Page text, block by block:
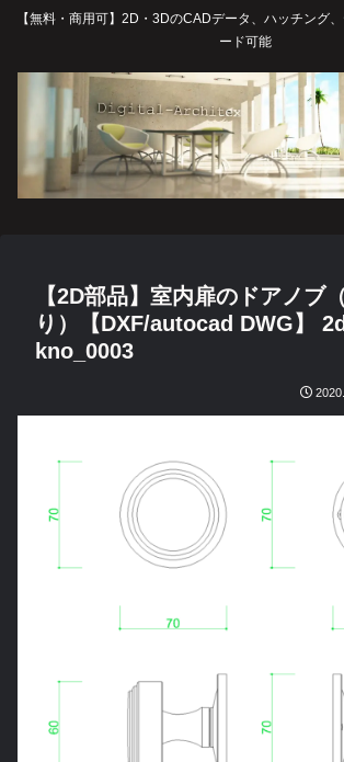
【無料・商用可】2D・3DのCADデータ、ハッチング
ード可能
【2D部品】室内扉のドアノブ
り）【DXF/autocad DWG】
kno_0003